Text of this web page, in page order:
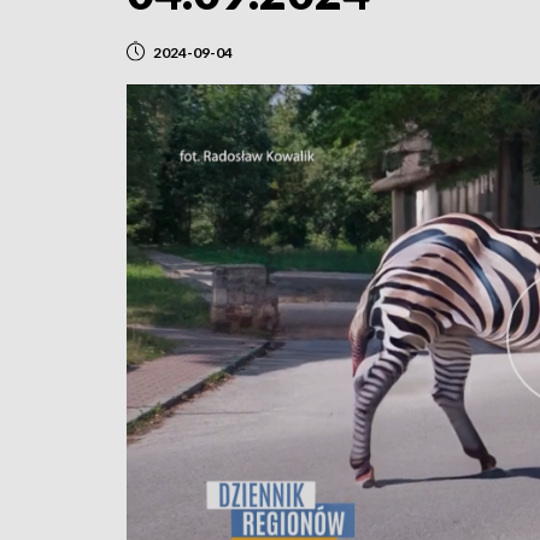
2024-09-04